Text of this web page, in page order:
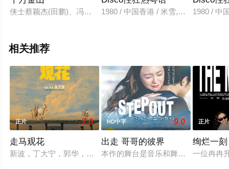
侠士蔡颖杰(田鹏)、冯俊卿(唐威)海湾竞技，得胜者取剑，双雄
1980 / 中国香港 / 米雪,乔奇,张淑仪,
1980 / 中
相关推荐
正片 7.0
走马观花
新波，丁大宁，郭华，程一木他们毕业于同一所大学。他们和
HD中字 9.0
出走 哥哥的彼界
本作的舞台是音乐和舞蹈融入生活的
正片
绚烂一刻
一位冉冉